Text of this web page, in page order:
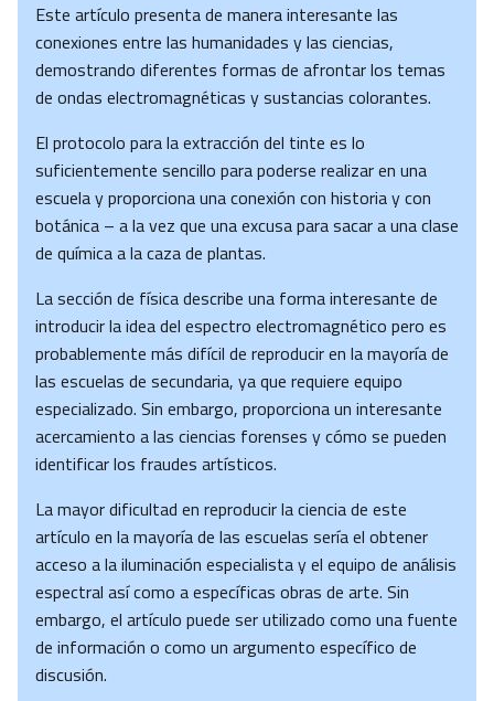
Este artículo presenta de manera interesante las
conexiones entre las humanidades y las ciencias,
demostrando diferentes formas de afrontar los temas
de ondas electromagnéticas y sustancias colorantes.
El protocolo para la extracción del tinte es lo
suficientemente sencillo para poderse realizar en una
escuela y proporciona una conexión con historia y con
botánica – a la vez que una excusa para sacar a una clase
de química a la caza de plantas.
La sección de física describe una forma interesante de
introducir la idea del espectro electromagnético pero es
probablemente más difícil de reproducir en la mayoría de
las escuelas de secundaria, ya que requiere equipo
especializado. Sin embargo, proporciona un interesante
acercamiento a las ciencias forenses y cómo se pueden
identificar los fraudes artísticos.
La mayor dificultad en reproducir la ciencia de este
artículo en la mayoría de las escuelas sería el obtener
acceso a la iluminación especialista y el equipo de análisis
espectral así como a específicas obras de arte. Sin
embargo, el artículo puede ser utilizado como una fuente
de información o como un argumento específico de
discusión.